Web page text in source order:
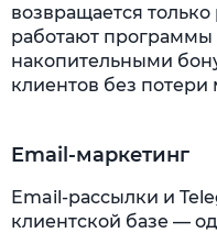
возвращается
работают программы
накопительными
клиентов без
Email-маркетинг
Email-рассылки и
клиентской базе —